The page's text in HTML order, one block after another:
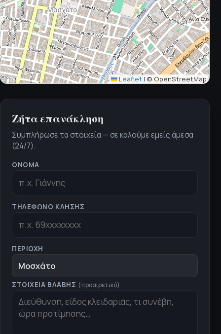
Leaflet | © OpenStreetMap
Ζήτα επανάκληση
Συμπλήρωσε τα στοιχεία — σε καλούμε εμείς άμεσα
(24/7).
ΌΝΟΜΑ
ΤΗΛΈΦΩΝΟ ΚΛΉΣΗΣ
ΠΕΡΙΟΧΉ
Μοσχάτο
ΣΤΟΙΧΕΊΑ ΒΛΆΒΗΣ (προαιρετικό)